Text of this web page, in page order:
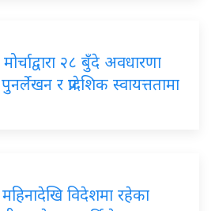
२८ बुँदे अवधारणा
र प्रादेशिक स्वायत्ततामा
विदेशमा रहेका